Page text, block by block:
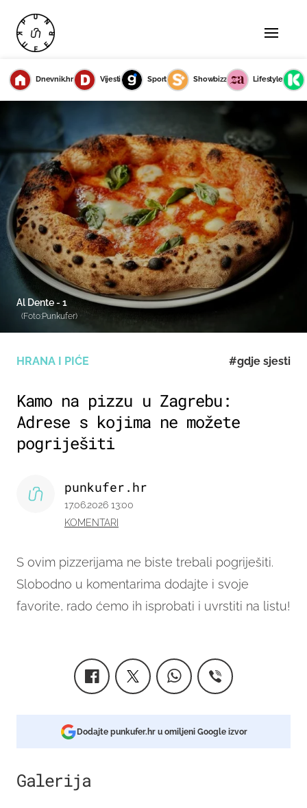
Dnevnik.hr Vijesti Sport Showbizz Lifestyle
HRANA I PIĆE #gdje sjesti
Kamo na pizzu u Zagrebu:
Adrese s kojima ne možete
pogriješiti
S ovim pizzerijama ne biste trebali pogriješiti.
Slobodno u komentarima dodajte i svoje
favorite, rado ćemo ih isprobati i uvrstiti na listu!
punkufer.hr
17.06.2026 13:00
KOMENTARI
Al Dente - 1
(Foto:Punkufer)
Dodajte punkufer.hr u omiljeni Google izvor
Galerija